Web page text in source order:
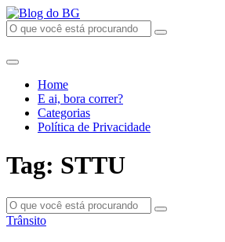
Home
E ai, bora correr?
Categorias
Política de Privacidade
Tag: STTU
Trânsito